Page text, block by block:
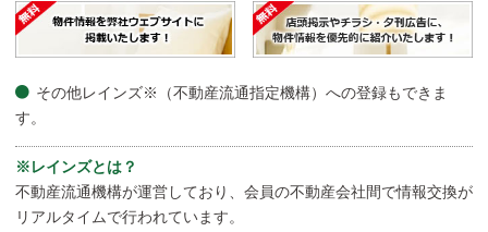
その他レインズ※（不動産流通指定機構）への登録もできま
す。
※レインズとは？
不動産流通機構が運営しており、会員の不動産会社間で情報交換が
リアルタイムで行われています。